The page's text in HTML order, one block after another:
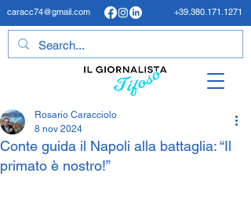
caracc74@gmail.com +39.380.171.1271
Conte guida il Napoli alla battaglia: “Il
primato è nostro!”
Rosario Caracciolo
8 nov 2024